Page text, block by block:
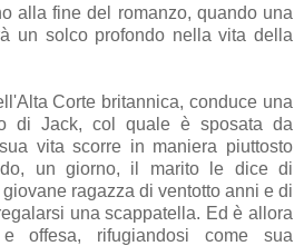
alla fine del romanzo, quando una
un solco profondo nella vita della
Corte britannica, conduce una
di Jack, col quale è sposata da
vita scorre in maniera piuttosto
un giorno, il marito le dice di
ragazza di ventotto anni e di
una scappatella. Ed è allora
offesa, rifugiandosi come sua